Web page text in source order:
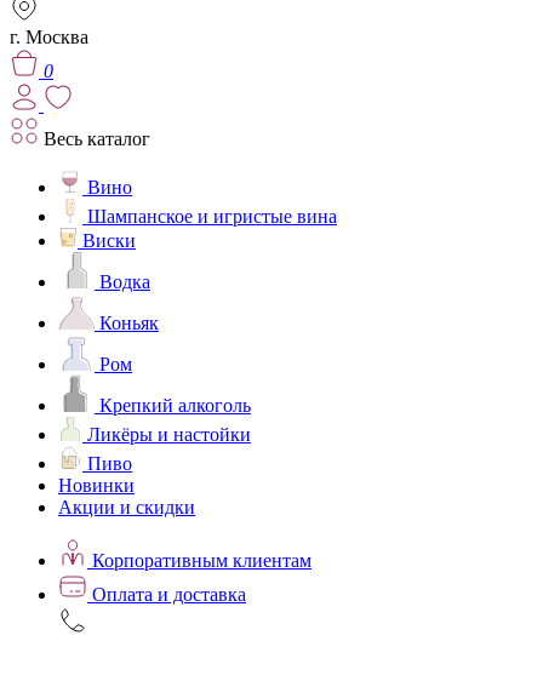
г. Москва
0
Весь каталог
Вино
Шампанское и игристые вина
Виски
Водка
Коньяк
Ром
Крепкий алкоголь
Ликёры и настойки
Пиво
Новинки
Акции и скидки
Корпоративным клиентам
Оплата и доставка